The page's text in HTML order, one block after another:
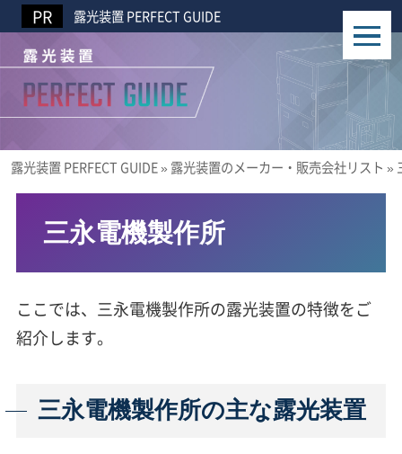
露光装置 PERFECT GUIDE
露光装置 PERFECT GUIDE» 露光装置のメーカー・販売会社リスト »
三永電機製作所
ここでは、三永電機製作所の露光装置の特徴をご
紹介します。
三永電機製作所の主な露光装置